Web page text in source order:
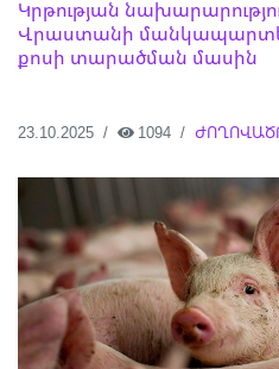
Կրթության
Վրաստանի
քոսի տարածման մասին
23.10.2025 1094